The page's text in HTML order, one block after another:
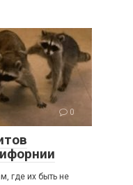
0
где их быть не